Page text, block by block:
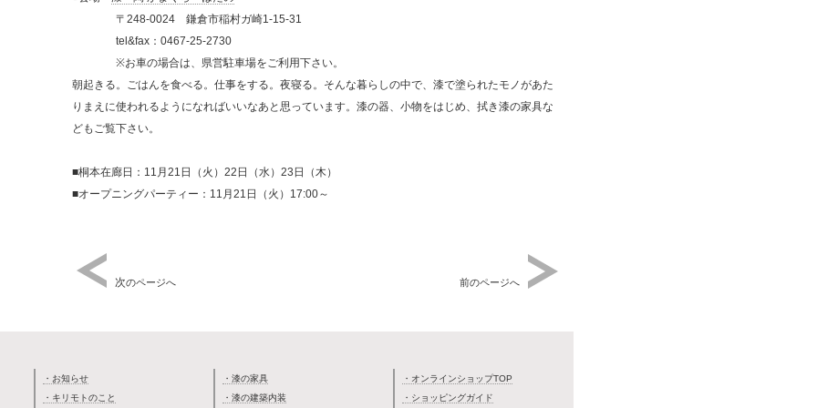
〒248-0024 鎌倉市稲村ガ崎1-15-31
tel&fax：0467-25-2730
※お車の場合は、県営駐車場をご利用下さい。
朝起きる。ごはんを食べる。仕事をする。夜寝る。そんな暮らしの中で、漆で塗られたモノがあた
りまえに使われるようになればいいなあと思っています。漆の器、小物をはじめ、拭き漆の家具な
どもご覧下さい。
■桐本在廊日：11月21日（火）22日（水）23日（木）
■オープニングパーティー：11月21日（火）17:00～
次のページへ 前のページへ
・お知らせ
・キリモトのこと
・漆の家具
・漆の建築内装
・オンラインショップTOP
・ショッピングガイド